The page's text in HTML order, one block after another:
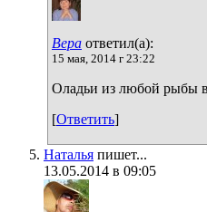
Вера ответил(а):
15 мая, 2014 г 23:22
Оладьи из любой рыбы
[Ответить]
Наталья пишет...
13.05.2014 в 09:05